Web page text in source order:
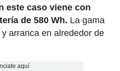
este caso viene con
de 580 Wh. La gama
arranca en alrededor de
aquí